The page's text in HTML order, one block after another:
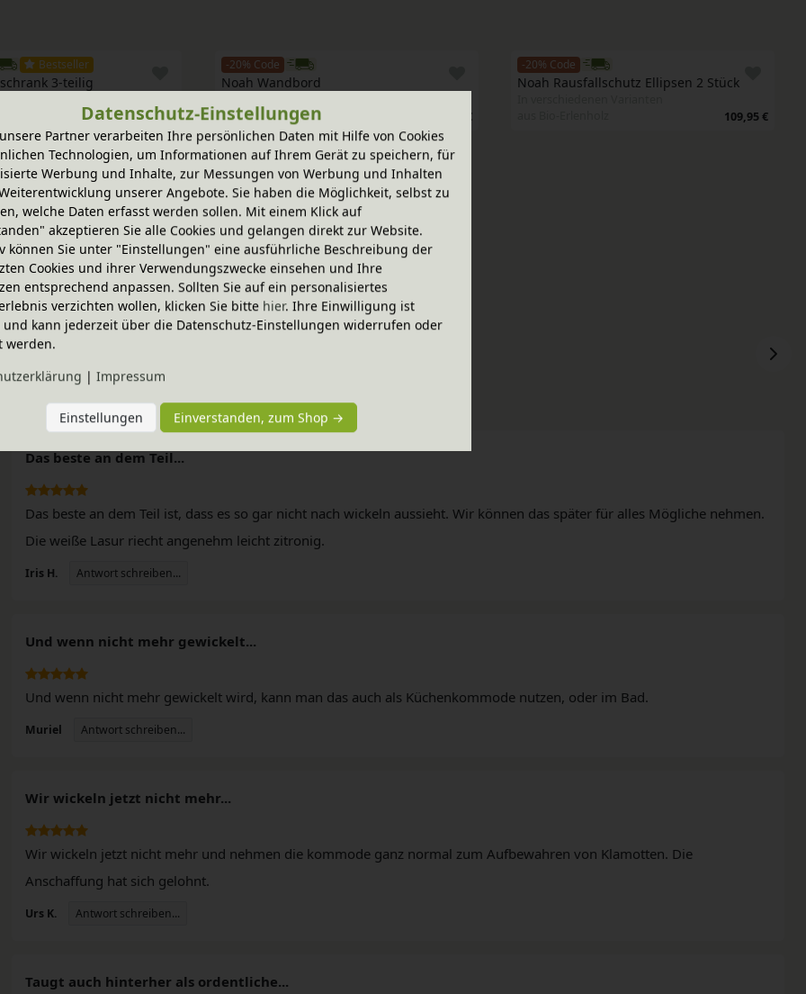
Bestseller
3-teilig
2.479,95 €
-20% Code
Noah Wandbord
aus Bio-Erlenholz
89,95 €
-20% Code
Noah Rausfallschutz Ellipsen 2 Stück
109,95 €
Das beste an dem Teil...
Das beste an dem Teil ist, dass es so gar nicht nach wickeln aussieht. Wir können das später für alles Mögliche nehmen.
Die weiße Lasur riecht angenehm leicht zitronig.
Iris H. Antwort schreiben...
Und wenn nicht mehr gewickelt...
Und wenn nicht mehr gewickelt wird, kann man das auch als Küchenkommode nutzen, oder im Bad.
Muriel Antwort schreiben...
Wir wickeln jetzt nicht mehr...
Wir wickeln jetzt nicht mehr und nehmen die kommode ganz normal zum Aufbewahren von Klamotten. Die
Anschaffung hat sich gelohnt.
Urs K. Antwort schreiben...
Taugt auch hinterher als ordentliche...
Datenschutz-Einstellungen
Partner verarbeiten Ihre persönlichen Daten mit Hilfe von Cookies
Technologien, um Informationen auf Ihrem Gerät zu speichern, für
Werbung und Inhalte, zur Messungen von Werbung und Inhalten
unserer Angebote. Sie haben die Möglichkeit, selbst zu
welche Daten erfasst werden sollen. Mit einem Klick auf
akzeptieren Sie alle Cookies und gelangen direkt zur Website.
können Sie unter "Einstellungen" eine ausführliche Beschreibung der
Cookies und ihrer Verwendungszwecke einsehen und Ihre
entsprechend anpassen. Sollten Sie auf ein personalisiertes
verzichten wollen, klicken Sie bitte hier. Ihre Einwilligung ist
kann jederzeit über die Datenschutz-Einstellungen widerrufen oder
werden.
| Impressum
Einstellungen Einverstanden, zum Shop →